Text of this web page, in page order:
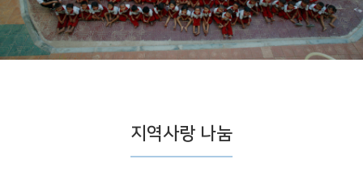
지역사랑 나눔